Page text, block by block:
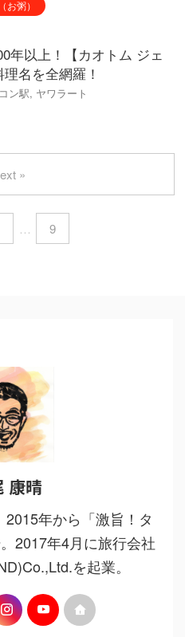
お粥）
年以上！【カオトム ジェ
名を全網羅！
ン駅, ヤワラート
… 9
»
康晴
年から「激旨！タ
2017年4月に旅行会社
を起業。